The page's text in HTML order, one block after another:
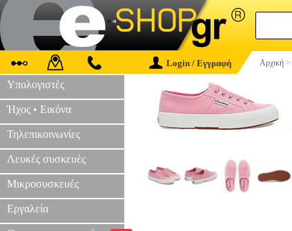
Login / Εγγραφή Αρχική >
Υπολογιστές
Ήχος • Εικόνα
Τηλεπικοινωνίες
Λευκές συσκευές
Μικροσυσκευές
Εργαλεία